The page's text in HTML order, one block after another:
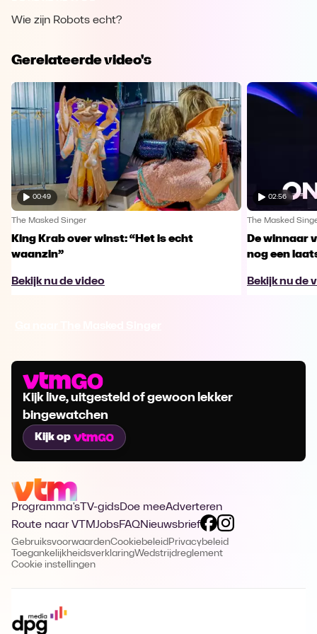
Wie zijn Robots echt?
Gerelateerde video's
00:49
The Masked Singer
King Krab over winst: “Het is echt
waanzin”
Bekijk nu de video
02:56
The Masked
De winnaar
nog een
Bekijk nu de
Kijk live, uitgesteld of gewoon lekker
bingewatchen
Kijk op
Programma's TV-gidsDoe meeAdverteren
Route naar VTMJobsFAQNieuwsbrief
GebruiksvoorwaardenCookiebeleid Privacybeleid
ToegankelijkheidsverklaringWedstrijdreglement
Cookie instellingen